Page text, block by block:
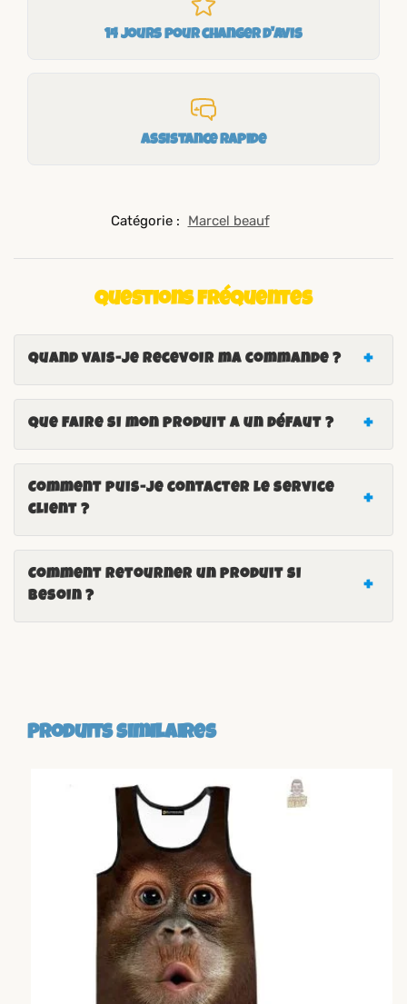
14 jours pour changer d'avis
Assistance rapide
Catégorie : Marcel beauf
Questions fréquentes
Quand vais-je recevoir ma commande ?
Que faire si mon produit a un défaut ?
Comment puis-je contacter le service
client ?
Comment retourner un produit si
besoin ?
Produits similaires